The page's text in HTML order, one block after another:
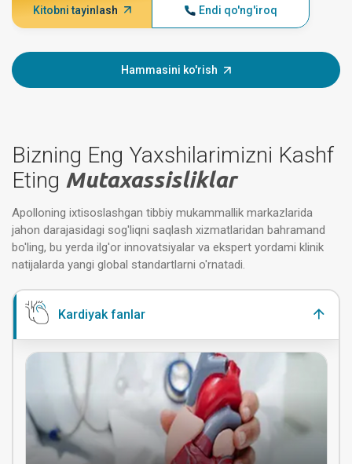
Kitobni tayinlash Endi qo'ng'iroq
Hammasini ko'rish
Bizning Eng Yaxshilarimizni Kashf
Eting Mutaxassisliklar
Apolloning ixtisoslashgan tibbiy mukammallik markazlarida
jahon darajasidagi sog'liqni saqlash xizmatlaridan bahramand
bo'ling, bu yerda ilg'or innovatsiyalar va ekspert yordami klinik
natijalarda yangi global standartlarni o'rnatadi.
Kardiyak fanlar